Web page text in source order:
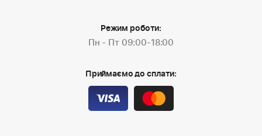
Режим роботи:
Пн - Пт 09:00-18:00
Приймаємо до сплати: